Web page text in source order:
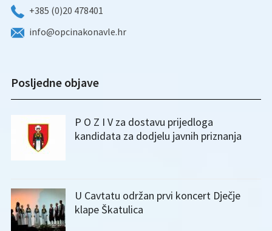
+385 (0)20 478401
info@opcinakonavle.hr
Posljedne objave
P O Z I V za dostavu prijedloga
kandidata za dodjelu javnih priznanja
U Cavtatu održan prvi koncert Dječje
klape Škatulica